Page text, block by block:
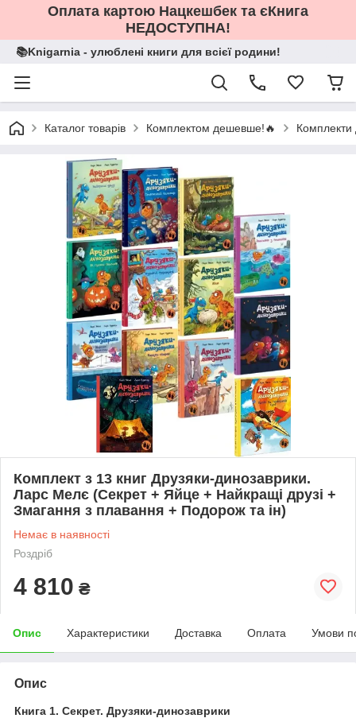
Оплата картою Нацкешбек та єКнига
НЕДОСТУПНА!
📚Knigarnia - улюблені книги для всієї родини!
Каталог товарів Комплектом дешевше!🔥 Комплекти
Комплект з 13 книг Друзяки-динозаврики.
Ларс Мелє (Секрет + Яйце + Найкращі друзі +
Змагання з плавання + Подорож та ін)
Немає в наявності
Роздріб
4 810 ₴
Опис Характеристики Доставка Оплата Умови
Опис
Книга 1. Секрет. Друзяки-динозаврики